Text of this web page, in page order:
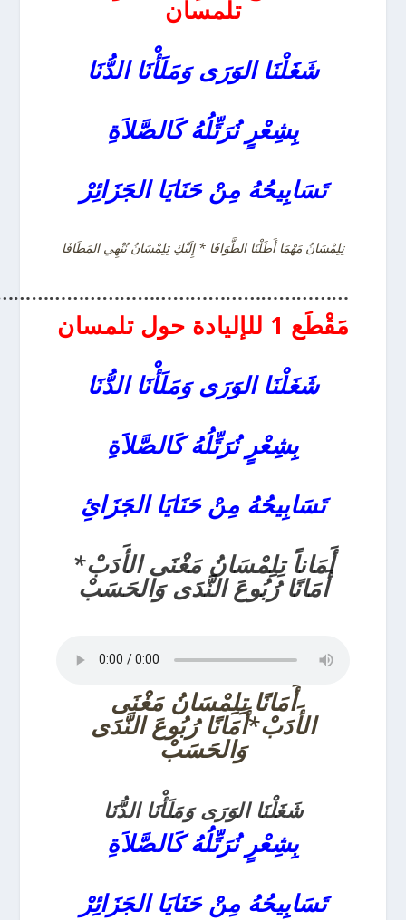
تلمسان
شَغَلْنَا الوَرَى وَمَلَأْنَا الدُّنَا
بِشِعْرٍ نُرَتِّلُهُ كَالصَّلاَةِ
تَسَابِيحُهُ مِنْ حَنَايَا الجَزَائِرْ
تِلِمْسَانُ مَهْمَا أَطَلْنَا الطَّوَافَا * إِلَيْكِ تِلِمْسَانُ نُنْهِي المَطَافَا
……………………………………………………
مَقْطَع 1 للإليادة حول تلمسان
شَغَلْنَا الوَرَى وَمَلَأْنَا الدُّنَا
بِشِعْرٍ نُرَتِّلُهُ كَالصَّلاَةِ
تَسَابِيحُهُ مِنْ حَنَايَا الجَزَائِ
أَمَاناً تِلِمْسَانُ مَغْنَى الأَدَبْ*
أَمَانًا رُبُوعَ النَّدَى وَالحَسَبْ
أَمَانًا تِلِمْسَانُ مَغْنَى
الأَدَبْ*أَمَانًا رُبُوعَ النَّدَى
وَالحَسَبْ
شَغَلْنَا الوَرَى وَمَلَأْنَا الدُّنَا
بِشِعْرٍ نُرَتِّلُهُ كَالصَّلاَةِ
تَسَابِيحُهُ مِنْ حَنَايَا الجَزَائِرْ